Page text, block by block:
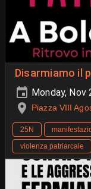
Disarmiamo il
Monday, Nov
Piazza VIII
25N
violenza patriarcale